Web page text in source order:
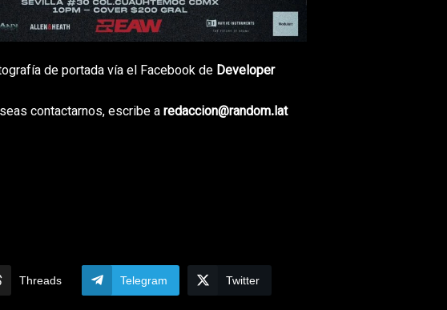
de portada vía el Facebook de Developer
contactarnos, escribe aredaccion@random.lat
Threads Telegram Twitter